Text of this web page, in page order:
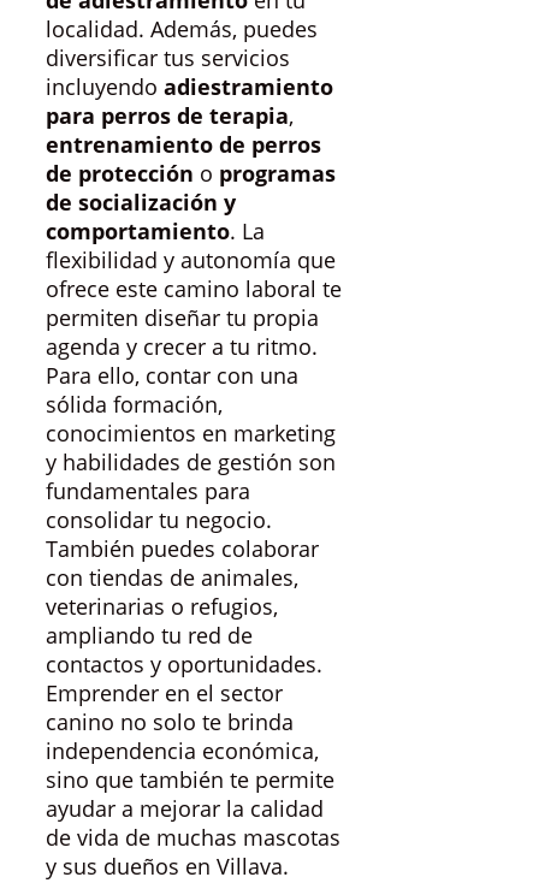
localidad. Además, puedes
diversificar tus servicios
incluyendo adiestramiento
para perros de terapia,
entrenamiento de perros
de protección o programas
de socialización y
comportamiento. La
flexibilidad y autonomía que
ofrece este camino laboral te
permiten diseñar tu propia
agenda y crecer a tu ritmo.
Para ello, contar con una
sólida formación,
conocimientos en marketing
y habilidades de gestión son
fundamentales para
consolidar tu negocio.
También puedes colaborar
con tiendas de animales,
veterinarias o refugios,
ampliando tu red de
contactos y oportunidades.
Emprender en el sector
canino no solo te brinda
independencia económica,
sino que también te permite
ayudar a mejorar la calidad
de vida de muchas mascotas
y sus dueños en Villava.